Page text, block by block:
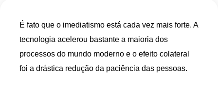
É fato que o imediatismo está cada vez mais forte. A
tecnologia acelerou bastante a maioria dos
processos do mundo moderno e o efeito colateral
foi a drástica redução da paciência das pessoas.